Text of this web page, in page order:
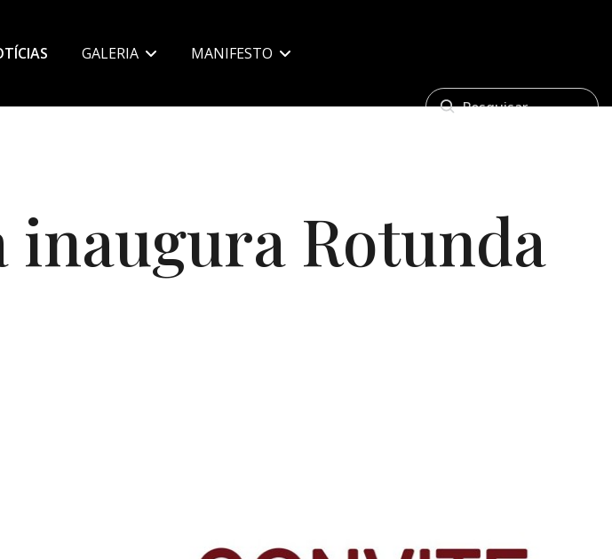
GALERIA MANIFESTO
inaugura Rotunda